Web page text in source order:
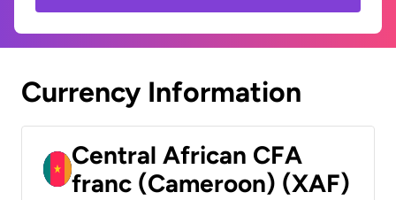
Currency Information
Central African CFA
franc (Cameroon) (XAF)